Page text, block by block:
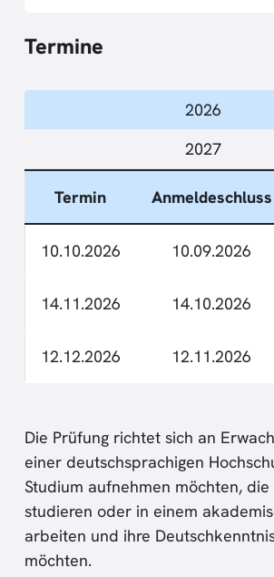
Termine
2026
2027
Termin Anmeldeschluss
10.10.2026 10.09.2026
14.11.2026 14.10.2026
12.12.2026 12.11.2026
Die Prüfung richtet sich an
einer deutschsprachigen
Studium aufnehmen möchten,
studieren oder in einem
arbeiten und ihre
möchten.